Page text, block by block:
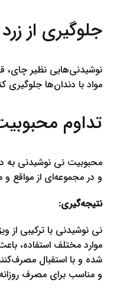
جلوگیری از
نوشیدنی‌هایی نظیر چای،
مواد با دندان‌ها جلوگیری
تداوم
محبوبیت نی نوشیدنی به
و در مجموعه‌ای از مواقع و
نتیجه‌گیری:
نی نوشیدنی با ترکیبی از
موارد مختلف استفاده،
شده و با استقبال
و مناسب برای مصرف